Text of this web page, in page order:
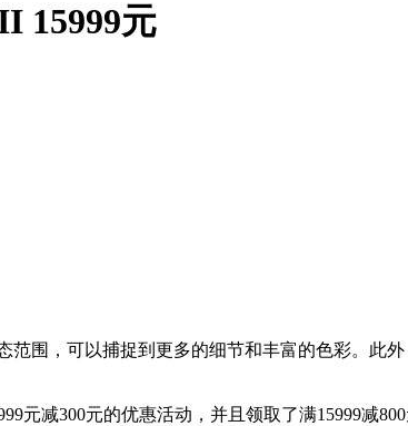
15999元
范围，可以捕捉到更多的细节和丰富的色彩。此
元减300元的优惠活动，并且领取了满15999减